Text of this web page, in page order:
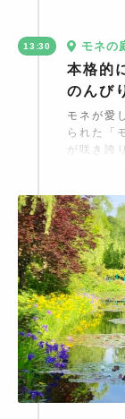
13:30 モネの
本格的
のんび
モネが愛
られた「
が咲き誇
す。開園
誕生。ギ
紹介した
入するこ